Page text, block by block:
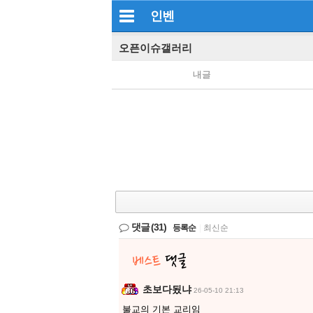
인벤
오픈이슈갤러리
내글
댓글(31) 등록순 최신순
초보다됬냐 26-05-10 21:13
불교의 기본 교리임